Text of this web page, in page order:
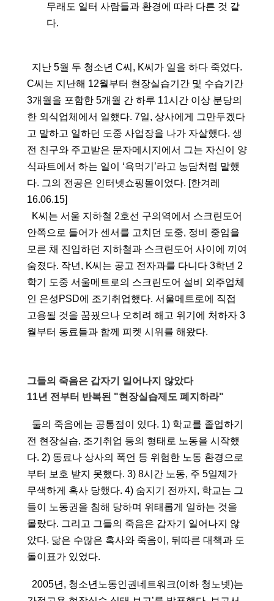
무래도 일터 사람들과 환경에 따라 다른 것 같
다.
C씨는 지난해 12월부터 현장실습기간 및 수습기간
3개월을 포함한 5개월 간 하루 11시간 이상 분당의
한 외식업체에서 일했다. 7일, 상사에게 그만두겠다
고 말하고 일하던 도중 사업장을 나가 자살했다. 생
전 친구와 주고받은 문자메시지에서 그는 자신이 양
식파트에서 하는 일이 ‘욕먹기’라고 농담처럼 말했
다. 그의 전공은 인터넷쇼핑몰이었다. [한겨레
16.06.15]
안쪽으로 들어가 센서를 고치던 도중, 정비 중임을
모른 채 진입하던 지하철과 스크린도어 사이에 끼여
숨졌다. 작년, K씨는 공고 전자과를 다니다 3학년 2
학기 도중 서울메트로의 스크린도어 설비 외주업체
인 은성PSD에 조기취업했다. 서울메트로에 직접
고용될 것을 꿈꿨으나 오히려 해고 위기에 처하자 3
월부터 동료들과 함께 피켓 시위를 해왔다.
그들의 죽음은 갑자기 일어나지 않았다
11년 전부터 반복된 "현장실습제도 폐지하라"
전 현장실습, 조기취업 등의 형태로 노동을 시작했
다. 2) 동료나 상사의 폭언 등 위험한 노동 환경으로
부터 보호 받지 못했다. 3) 8시간 노동, 주 5일제가
무색하게 혹사 당했다. 4) 숨지기 전까지, 학교는 그
들이 노동권을 침해 당하며 위태롭게 일하는 것을
몰랐다. 그리고 그들의 죽음은 갑자기 일어나지 않
았다. 닮은 수많은 혹사와 죽음이, 뒤따른 대책과 도
돌이표가 있었다.